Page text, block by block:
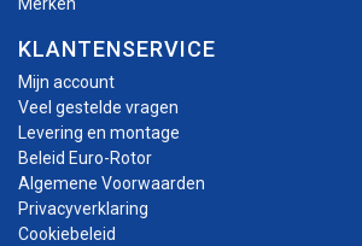
KLANTENSERVICE
Mijn account
Veel gestelde vragen
Levering en montage
Beleid Euro-Rotor
Algemene Voorwaarden
Privacyverklaring
Cookiebeleid